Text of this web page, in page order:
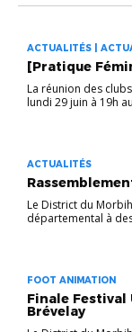
ACTUALITÉS |
[Pratique
La réunion des
lundi 29 juin à 19h
ACTUALITÉS
Le District du
départemental à
FOOT ANIMATION
Finale Festival
Brévelay